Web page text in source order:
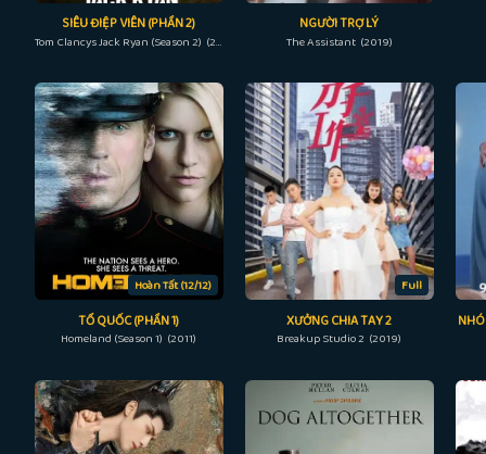
SIÊU ĐIỆP VIÊN (PHẦN 2)
Tom Clancys Jack Ryan (Season 2) (2022)
NGƯỜI TRỢ LÝ
The Assistant (2019)
Hoàn Tất (12/12)
TỔ QUỐC (PHẦN 1)
Homeland (Season 1) (2011)
Full
XƯỞNG CHIA TAY 2
Breakup Studio 2 (2019)